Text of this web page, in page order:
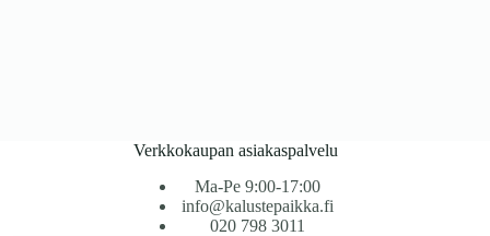
Verkkokaupan asiakaspalvelu
Ma-Pe 9:00-17:00
info@kalustepaikka.fi
020 798 3011